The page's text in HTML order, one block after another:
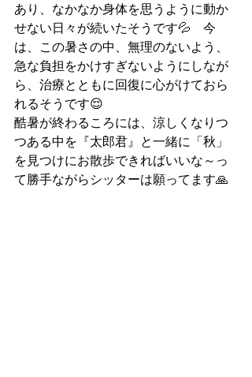
あり、なかなか身体を思うように動か
せない日々が続いたそうです💦　今
は、この暑さの中、無理のないよう、
急な負担をかけすぎないようにしなが
ら、治療とともに回復に心がけておら
れるそうです😌
酷暑が終わるころには、涼しくなりつ
つある中を『太郎君』と一緒に「秋」
を見つけにお散歩できればいいな～っ
て勝手ながらシッターは願ってます🙏